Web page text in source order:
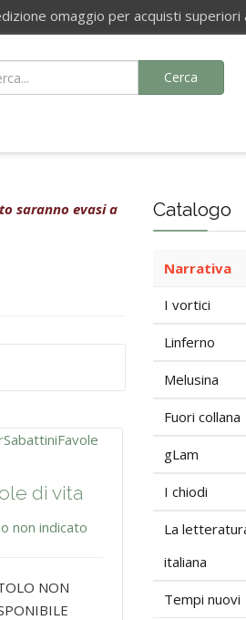
omaggio per acquisti superiori
Cerca
saranno evasi a
di vita
non indicato
NON
Catalogo
Narrativa
I vortici
Linferno
Melusina
Fuori collana
gLam
I chiodi
La
italiana
Tempi nuovi